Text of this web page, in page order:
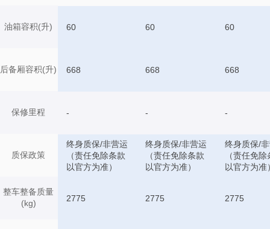
油箱容积(升)
后备厢容积(升)
保修里程
质保政策
整车整备质量
(kg)
60 60 60
668 668 668
- - -
终身质保/非营运
（责任免除条款
以官方为准）
终身质保/非营运
（责任免除条款
以官方为准）
终身质保/
（责任免除
以官方为准
2775 2775 2775